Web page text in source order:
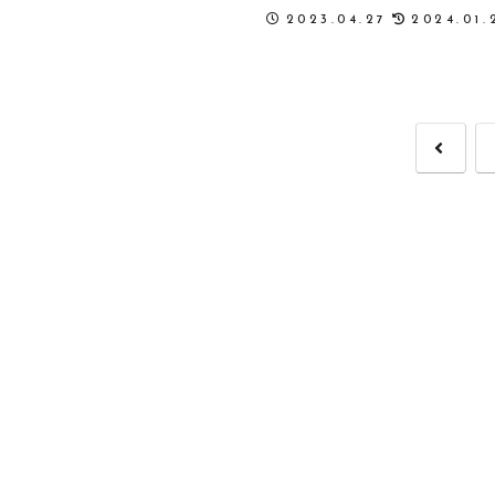
2023.04.27
前